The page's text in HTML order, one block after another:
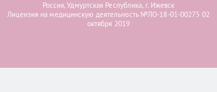
Россия, Удмуртская Республика, г. Ижевск
Лицензия на медицинскую деятельность №ЛО-18-01-00275 02
октября 2019